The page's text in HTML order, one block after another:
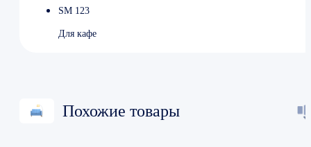
SM 123
Для кафе
Похожие товары